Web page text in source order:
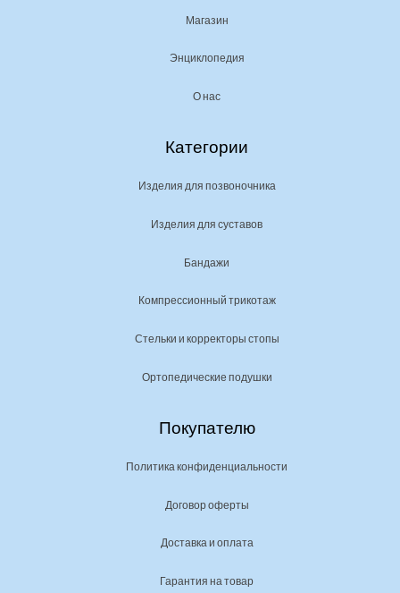
Магазин
Энциклопедия
О нас
Категории
Изделия для позвоночника
Изделия для суставов
Бандажи
Компрессионный трикотаж
Стельки и корректоры стопы
Ортопедические подушки
Покупателю
Политика конфиденциальности
Договор оферты
Доставка и оплата
Гарантия на товар